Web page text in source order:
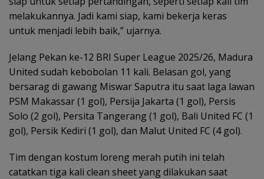
melakukannya. Jadi kami siap, kami bekerja keras
untuk menjadi lebih baik,” ujarnya.
Jelang Pekan ke-12 BRI Super League 2025/26, Madura
United sudah kebobolan 11 kali. Belasan gol, yang
bersarag di gawang Miswar Saputra itu saat laga lawan
PSM Makassar (1 gol), Persija Jakarta (1 gol), Persis
Solo (2 gol), Persita Tangerang (1 gol), Bali United FC (1
gol), Persik Kediri (1 gol), dan Malut United FC (4 gol).
Tim dengan kostum loreng merah putih ini telah
catatkan tiga kali clean sheet yang dilakukan saat